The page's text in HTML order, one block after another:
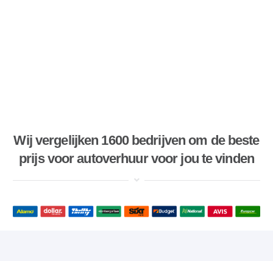
Wij vergelijken 1600 bedrijven om de beste
prijs voor autoverhuur voor jou te vinden